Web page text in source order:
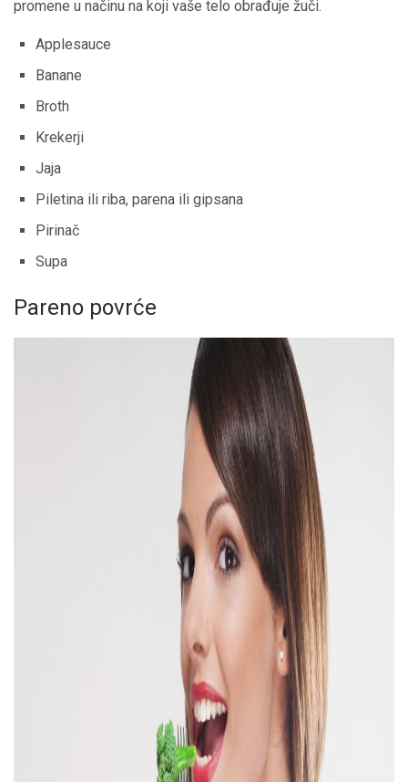
promene u načinu na koji vaše telo obrađuje žuči.
Applesauce
Banane
Broth
Krekerji
Jaja
Piletina ili riba, parena ili gipsana
Pirinač
Supa
Pareno povrće